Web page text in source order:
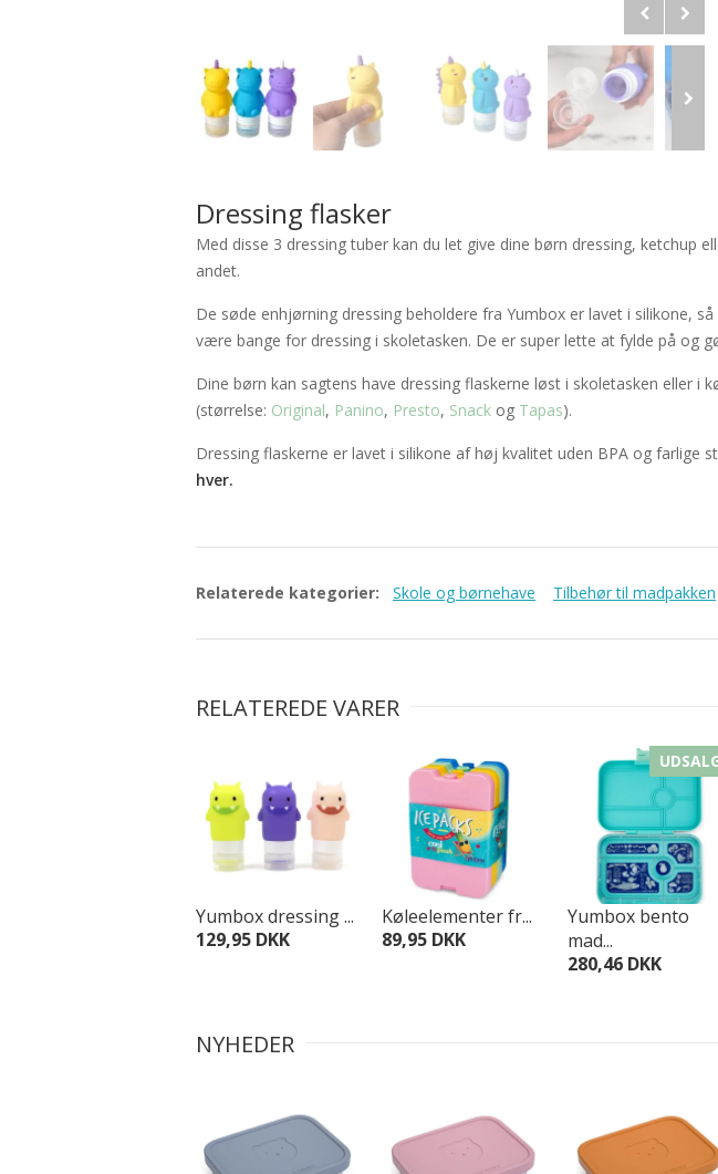
Dressing flasker
Med disse 3 dressing tuber kan du let give dine børn dressing, ketchup
andet.
De søde enhjørning dressing beholdere fra Yumbox er lavet i silikone,
være bange for dressing i skoletasken. De er super lette at fylde på og
Dine børn kan sagtens have dressing flaskerne løst i skoletasken eller i
(størrelse: Original, Panino, Presto, Snack og Tapas).
Dressing flaskerne er lavet i silikone af høj kvalitet uden BPA og farlige
hver.
Relaterede kategorier: Skole og børnehave Tilbehør til madpakken
RELATEREDE VARER
Yumbox dressing ...
129,95 DKK
Køleelementer fr...
89,95 DKK
Yumbox bento
mad...
280,46 DKK
NYHEDER